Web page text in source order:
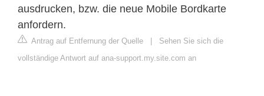
ausdrucken, bzw. die neue Mobile Bordkarte
anfordern.
Antrag auf Entfernung der Quelle
Sehen Sie sich die
vollständige Antwort auf ana-support.my.site.com an